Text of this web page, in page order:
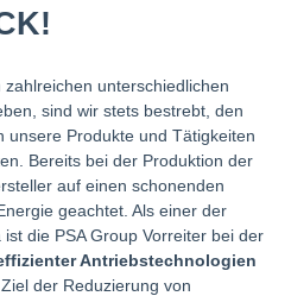
unterschiedlichen
sind wir stets bestrebt, den
unsere Produkte und Tätigkeiten
Bereits bei der Produktion der
auf einen schonenden
geachtet. Als einer der
die PSA Group Vorreiter bei der
Antriebstechnologien
der Reduzierung von